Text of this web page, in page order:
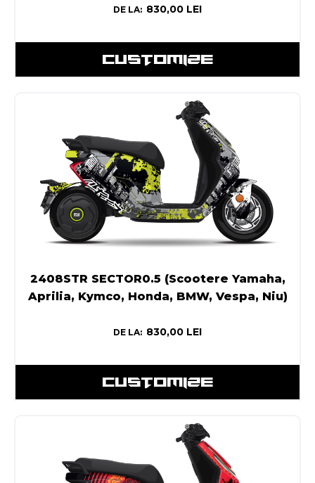
DE LA: 830,00 LEI
CUSTOMIZE
2408STR SECTOR0.5 (Scootere Yamaha,
Aprilia, Kymco, Honda, BMW, Vespa, Niu)
DE LA: 830,00 LEI
CUSTOMIZE